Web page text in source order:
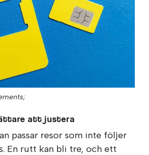
att justera
passar resor som inte följer
En rutt kan bli tre, och ett